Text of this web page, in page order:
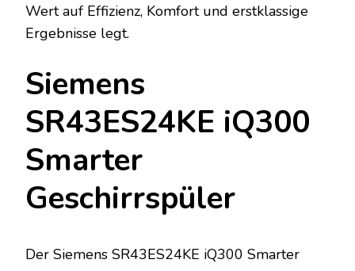
Wert auf Effizienz, Komfort und erstklassige
Ergebnisse legt.
Siemens
SR43ES24KE iQ300
Smarter
Geschirrspüler
Der Siemens SR43ES24KE iQ300 Smarter